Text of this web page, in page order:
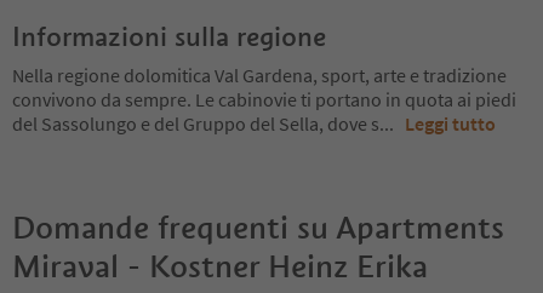
Informazioni sulla regione
Nella regione dolomitica Val Gardena, sport, arte e tradizione
convivono da sempre. Le cabinovie ti portano in quota ai piedi
del Sassolungo e del Gruppo del Sella, dove s... Leggi tutto
Domande frequenti su Apartments
Miraval - Kostner Heinz Erika